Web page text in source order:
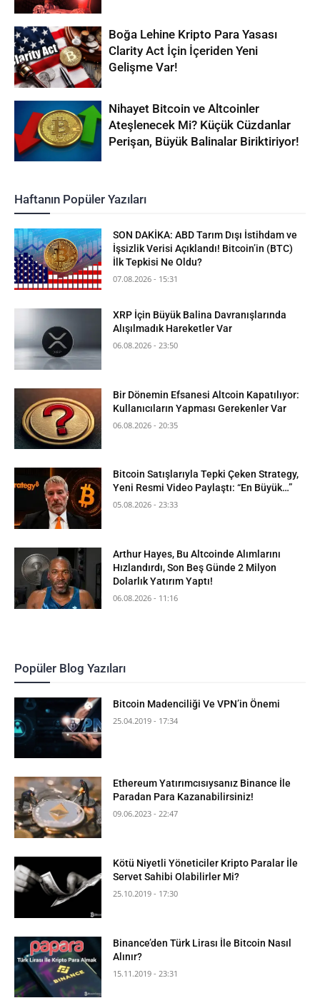
Boğa Lehine Kripto Para Yasası
Clarity Act İçin İçeriden Yeni
Gelişme Var!
Nihayet Bitcoin ve Altcoinler
Ateşlenecek Mi? Küçük Cüzdanlar
Perişan, Büyük Balinalar Biriktiriyor!
Haftanın Popüler Yazıları
SON DAKİKA: ABD Tarım Dışı İstihdam ve
İşsizlik Verisi Açıklandı! Bitcoin’in (BTC)
İlk Tepkisi Ne Oldu?
07.08.2026 - 15:31
XRP İçin Büyük Balina Davranışlarında
Alışılmadık Hareketler Var
06.08.2026 - 23:50
Bir Dönemin Efsanesi Altcoin Kapatılıyor:
Kullanıcıların Yapması Gerekenler Var
06.08.2026 - 20:35
Bitcoin Satışlarıyla Tepki Çeken Strategy,
Yeni Resmi Video Paylaştı: “En Büyük…”
05.08.2026 - 23:33
Arthur Hayes, Bu Altcoinde Alımlarını
Hızlandırdı, Son Beş Günde 2 Milyon
Dolarlık Yatırım Yaptı!
06.08.2026 - 11:16
Popüler Blog Yazıları
Bitcoin Madenciliği Ve VPN’in Önemi
25.04.2019 - 17:34
Ethereum Yatırımcısıysanız Binance İle
Paradan Para Kazanabilirsiniz!
09.06.2023 - 22:47
Kötü Niyetli Yöneticiler Kripto Paralar İle
Servet Sahibi Olabilirler Mi?
25.10.2019 - 17:30
Binance’den Türk Lirası İle Bitcoin Nasıl
Alınır?
15.11.2019 - 23:31